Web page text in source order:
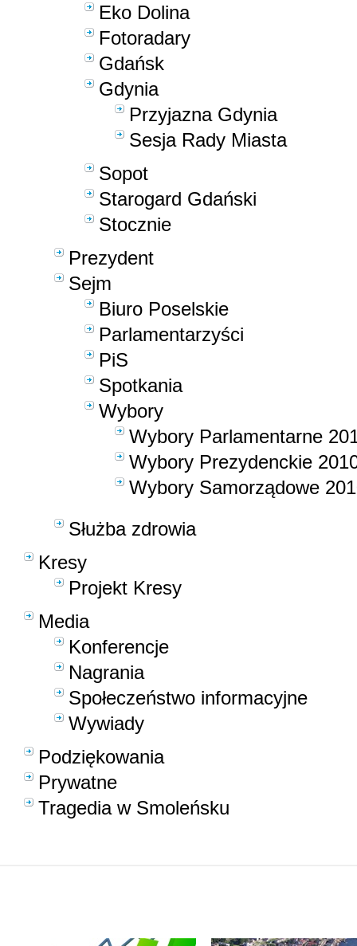
Eko Dolina
Fotoradary
Gdańsk
Gdynia
Przyjazna Gdynia
Sesja Rady Miasta
Sopot
Starogard Gdański
Stocznie
Prezydent
Sejm
Biuro Poselskie
Parlamentarzyści
PiS
Spotkania
Wybory
Wybory Parlamentarne
Wybory Prezydenckie
Wybory Samorządowe
Służba zdrowia
Kresy
Projekt Kresy
Media
Konferencje
Nagrania
Społeczeństwo informacyjne
Wywiady
Podziękowania
Prywatne
Tragedia w Smoleńsku